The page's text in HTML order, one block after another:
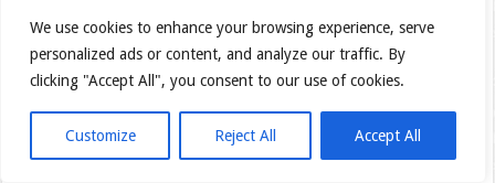
We use cookies to enhance your browsing experience, serve
personalized ads or content, and analyze our traffic. By
clicking "Accept All", you consent to our use of cookies.
Customize Reject All Accept All
Catecismo da Igreja Católica
Dogmas da Fé
Sagradas Escrituras
Os Mandamentos